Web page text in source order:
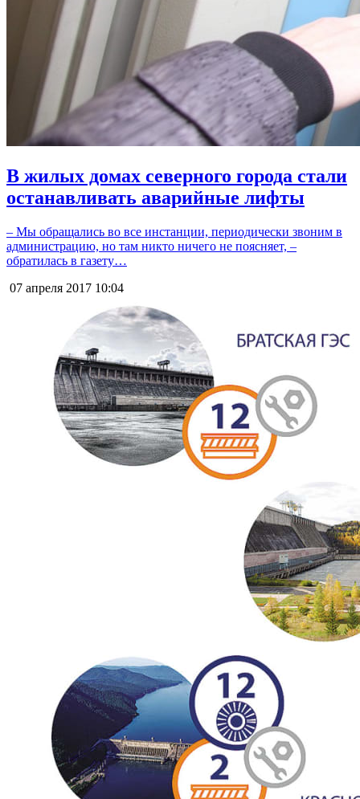
В жилых домах северного города стали
останавливать аварийные лифты
– Мы обращались во все инстанции, периодически звоним в
администрацию, но там никто ничего не поясняет, –
обратилась в газету…
07 апреля 2017 10:04